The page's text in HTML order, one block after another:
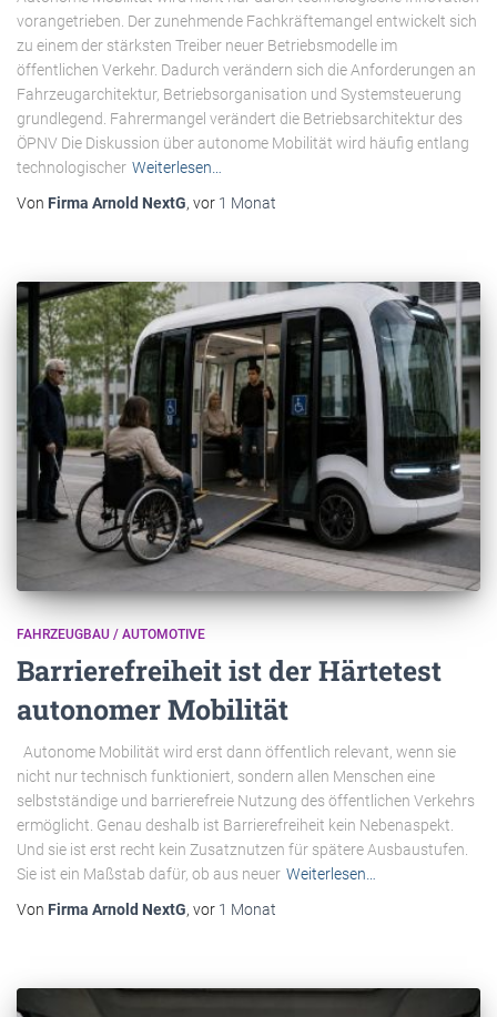
vorangetrieben. Der zunehmende Fachkräftemangel entwickelt sich
zu einem der stärksten Treiber neuer Betriebsmodelle im
öffentlichen Verkehr. Dadurch verändern sich die Anforderungen an
Fahrzeugarchitektur, Betriebsorganisation und Systemsteuerung
grundlegend. Fahrermangel verändert die Betriebsarchitektur des
ÖPNV Die Diskussion über autonome Mobilität wird häufig entlang
technologischer Weiterlesen…
Von Firma Arnold NextG, vor 1 Monat
FAHRZEUGBAU / AUTOMOTIVE
Barrierefreiheit ist der Härtetest
autonomer Mobilität
Autonome Mobilität wird erst dann öffentlich relevant, wenn sie
nicht nur technisch funktioniert, sondern allen Menschen eine
selbstständige und barrierefreie Nutzung des öffentlichen Verkehrs
ermöglicht. Genau deshalb ist Barrierefreiheit kein Nebenaspekt.
Und sie ist erst recht kein Zusatznutzen für spätere Ausbaustufen.
Sie ist ein Maßstab dafür, ob aus neuer Weiterlesen…
Von Firma Arnold NextG, vor 1 Monat